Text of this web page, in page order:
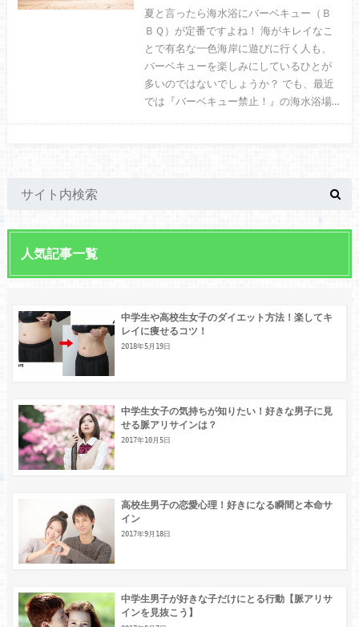
夏と言ったら海水浴にバーベキュー（Ｂ
ＢＱ）が定番ですよね！ 海がキレイなこ
とで有名な一色海岸に遊びに行く人も、
バーベキューを楽しみにしているひとが
多いのではないでしょうか？ でも、最近
では『バーベキュー禁止！』の海水浴場…
人気記事一覧
中学生や高校生女子のダイエット方法！楽してキ
レイに痩せるコツ！
2018年5月19日
中学生女子の気持ちが知りたい！好きな男子に見
せる脈アリサインは？
2017年10月5日
高校生男子の恋愛心理！好きになる瞬間と本命サ
イン
2017年9月18日
中学生男子が好きな子だけにとる行動【脈アリサ
インを見抜こう】